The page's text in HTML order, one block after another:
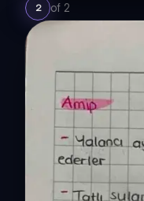
2 of 2